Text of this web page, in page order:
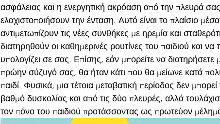
ασφάλειας και η ενεργητική ακρόαση από την πλευρά
ελαχιστοποιήσουν την ένταση. Αυτό είναι το πλαίσιο
αντιμετωπίζουν τις νέες συνθήκες με ηρεμία και
διατηρηθούν οι καθημερινές ρουτίνες του παιδιού και να
υπολογίζει σε σας. Επίσης, εάν μπορείτε να
πρώην σύζυγό σας, θα ήταν κάτι που θα μείωνε κατά
παιδί. Φυσικά, μια τέτοια μεταβατική περίοδος δεν
βαθμό δυσκολίας και από τις δύο πλευρές, αλλά
τον πόνο του παιδιού προτάσσοντας ως πρωτεύον μέλημα